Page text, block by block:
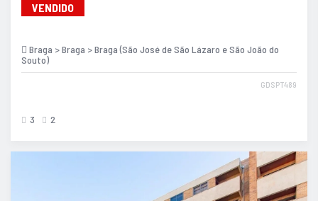
VENDIDO
Braga > Braga > Braga (São José de São Lázaro e São João do
Souto)
GDSPT489
3 2